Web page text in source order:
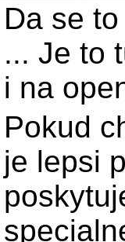
Da se
... Je to
i na
Pokud
je lepsi